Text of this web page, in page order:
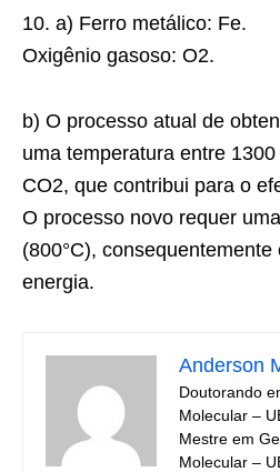
10. a) Ferro metálico: Fe.
Oxigênio gasoso: O2.
b) O processo atual de
uma temperatura entre
CO2, que contribui para o
O processo novo requer
(800°C),
energia.
Anderson
Doutorando
Molecular –
Mestre em
Molecular –